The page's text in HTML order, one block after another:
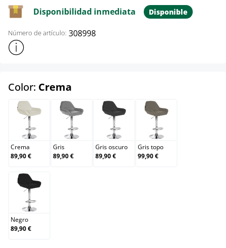
Disponibilidad inmediata Disponible
Número de artículo: 308998
Mostrar más información sobre el producto
Color: Crema
Crema
Crema
89,90 €
Gris
Gris
89,90 €
Gris oscuro
Gris oscuro
89,90 €
Gris topo
Gris topo
99,90 €
Negro
Negro
89,90 €